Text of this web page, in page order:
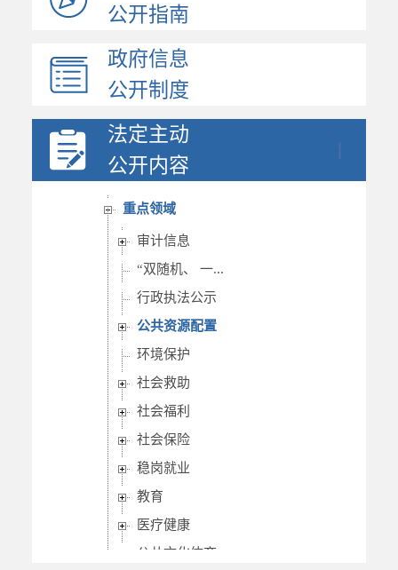
公开指南
政府信息
公开制度
法定主动
公开内容
统计信息
政府采购
价格与收费
行政许可和其他对外管...
行政权力
重要部署执行公开
重点领域
审计信息
“双随机、 一...
行政执法公示
公共资源配置
环境保护
社会救助
社会福利
社会保险
稳岗就业
教育
医疗健康
公共文化体育